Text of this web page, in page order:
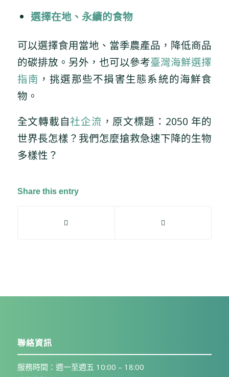
選擇在地、永續的食物
可以選擇食用當地、當季農產品，降低商品
的碳排放。另外，也可以參考臺灣海鮮選擇
指南 ，挑選那些不損害生態系統的海鮮食
物。
全文轉載自社企流 ，原文標題：2050 年的
世界長怎樣？我們怎麼搶救急速下降的生物
多樣性？
Share this entry
聯絡資訊
服務時間：週一至週五 10:00 – 18:00